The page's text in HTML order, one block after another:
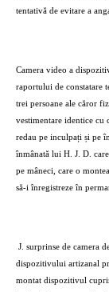
tentativă de evitare a
Camera video a
raportului de constatare
trei persoane ale căror
vestimentare identice cu
redau pe inculpați și pe
înmânată lui H. J. D.
pe mâneci, care o
să-i înregistreze în
J. surprinse de camera
dispozitivului artizanal
montat dispozitivul